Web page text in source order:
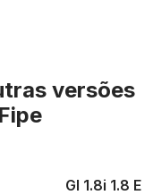
versões
Gl 1.8i 1.8 E